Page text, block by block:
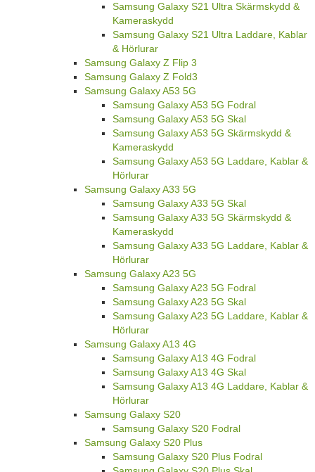
Samsung Galaxy S21 Ultra Skärmskydd &
Kameraskydd
Samsung Galaxy S21 Ultra Laddare, Kablar
& Hörlurar
Samsung Galaxy Z Flip 3
Samsung Galaxy Z Fold3
Samsung Galaxy A53 5G
Samsung Galaxy A53 5G Fodral
Samsung Galaxy A53 5G Skal
Samsung Galaxy A53 5G Skärmskydd &
Kameraskydd
Samsung Galaxy A53 5G Laddare, Kablar &
Hörlurar
Samsung Galaxy A33 5G
Samsung Galaxy A33 5G Skal
Samsung Galaxy A33 5G Skärmskydd &
Kameraskydd
Samsung Galaxy A33 5G Laddare, Kablar &
Hörlurar
Samsung Galaxy A23 5G
Samsung Galaxy A23 5G Fodral
Samsung Galaxy A23 5G Skal
Samsung Galaxy A23 5G Laddare, Kablar &
Hörlurar
Samsung Galaxy A13 4G
Samsung Galaxy A13 4G Fodral
Samsung Galaxy A13 4G Skal
Samsung Galaxy A13 4G Laddare, Kablar &
Hörlurar
Samsung Galaxy S20
Samsung Galaxy S20 Fodral
Samsung Galaxy S20 Plus
Samsung Galaxy S20 Plus Fodral